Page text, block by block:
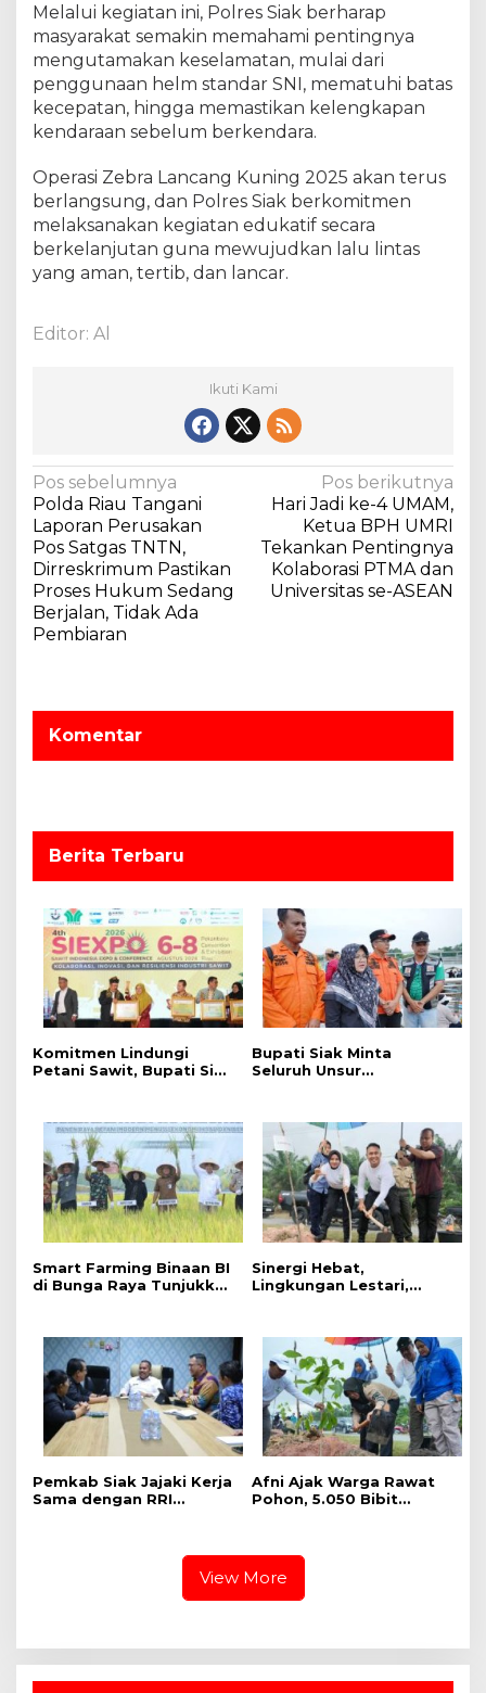
i
K
e
c
a
m
t
a
n
a
n
Melalui kegiatan ini, Polres Siak berharap
masyarakat semakin memahami pentingnya
mengutamakan keselamatan, mulai dari
penggunaan helm standar SNI, mematuhi batas
kecepatan, hingga memastikan kelengkapan
kendaraan sebelum berkendara.
Operasi Zebra Lancang Kuning 2025 akan terus
berlangsung, dan Polres Siak berkomitmen
melaksanakan kegiatan edukatif secara
berkelanjutan guna mewujudkan lalu lintas
yang aman, tertib, dan lancar.
Editor: Al
Ikuti Kami
N
a
v
i
g
a
p
o
Pos sebelumnya
Polda Riau Tangani
Laporan Perusakan
Pos Satgas TNTN,
Dirreskrimum Pastikan
Proses Hukum Sedang
Berjalan, Tidak Ada
Pembiaran
Pos berikutnya
Hari Jadi ke-4 UMAM,
Ketua BPH UMRI
Tekankan Pentingnya
Kolaborasi PTMA dan
Universitas se-ASEAN
Komentar
Berita Terbaru
Komitmen Lindungi
Petani Sawit, Bupati Siak
2026
Bupati Siak Minta
Seluruh Unsur
Sungai Siak.
Smart Farming Binaan BI
di Bunga Raya Tunjukkan
Sinergi Hebat,
Lingkungan Lestari,
Serentak ,Kapolres : Kita
Menanam Masa Depan
dan Harapan
Pemkab Siak Jajaki Kerja
Sama dengan RRI
Afni Ajak Warga Rawat
Pohon, 5.050 Bibit
View More